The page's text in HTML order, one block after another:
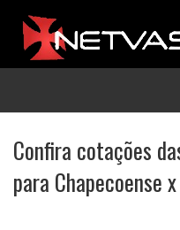
Confira cotações
para Chapecoense